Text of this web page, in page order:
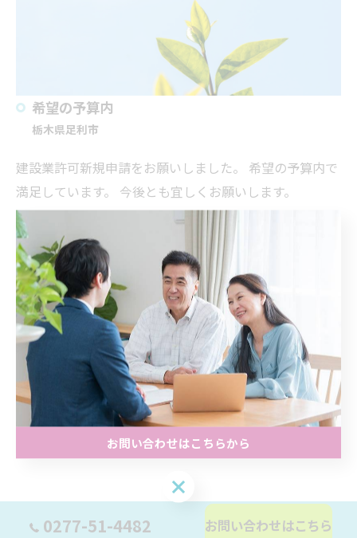
希望の予算内
栃木県足利市
建設業許可新規申請をお願いしました。 希望の予算内で
満足しています。 今後とも宜しくお願いします。
< 前の記事 お客様の声トップへ 次の記事 >
一覧に戻る
0277-51-4482 お問い合わせはこちら
お問い合わせはこちらから